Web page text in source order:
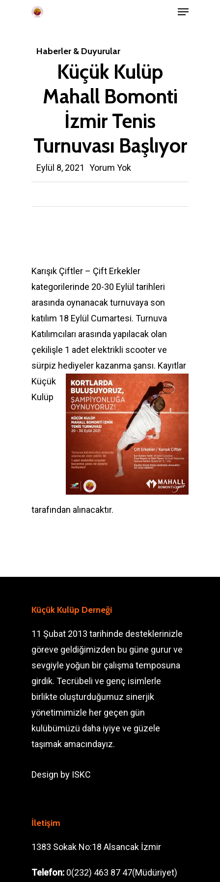
Menu
Haberler & Duyurular
Küçük Kulüp
Mahall Bomonti
İzmir Tenis
Turnuvası Başlıyor
Eylül 8, 2021 Yorum Yok
Karışık Çiftler – Çift Erkekler
kategorilerinde 20-30 Eylül tarihleri
arasında oynanacak turnuvaya son
katılım 18 Eylül Cumartesi. Turnuva
Katılımcıları arasında yapılacak olan
çekilişle 1 adet elektrikli scooter ve
sürpiz hediyeler kazanma şansı. Kayıtlar
Küçük
Kulüp
tarafından alınacaktır.
Küçük Kulüp Derneği
11 Şubat 2013 tarihinde desteklerinizle
göreve geldiğimizden bu güne gurur ve
sevgiyle yoğun bir çalışma temposuna
girdik. Tecrübeli ve genç isimlerle
birlikte oluşturduğumuz sinerjik
yönetimimizle her geçen gün
kulübümüzü daha iyiye ve güzele
taşımak amacındayız.
Design by ISKC
İletişim
1383 Sokak No:18 Alsancak İzmir
Telefon: 0(232) 463 87 47(Müdüriyet)